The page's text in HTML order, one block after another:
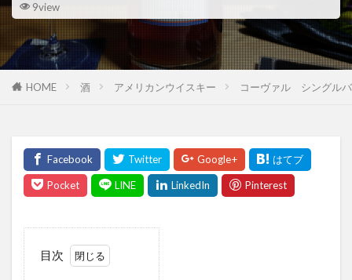
9view
HOME 酒 アメリカンウイスキー コーヴァル シングル
目次